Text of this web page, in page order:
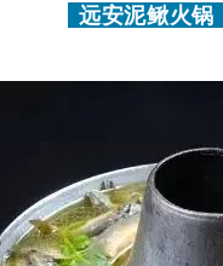
远安泥鳅火锅